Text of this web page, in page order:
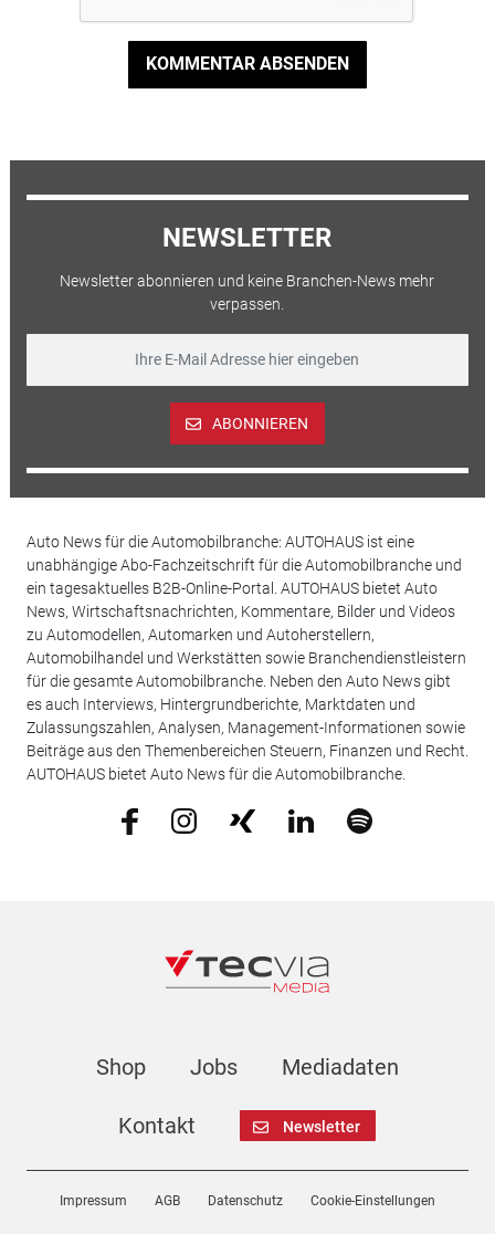
KOMMENTAR ABSENDEN
NEWSLETTER
Newsletter abonnieren und keine Branchen-News mehr
verpassen.
ABONNIEREN
Auto News für die Automobilbranche: AUTOHAUS ist eine
unabhängige Abo-Fachzeitschrift für die Automobilbranche und
ein tagesaktuelles B2B-Online-Portal. AUTOHAUS bietet Auto
News, Wirtschaftsnachrichten, Kommentare, Bilder und Videos
zu Automodellen, Automarken und Autoherstellern,
Automobilhandel und Werkstätten sowie Branchendienstleistern
für die gesamte Automobilbranche. Neben den Auto News gibt
es auch Interviews, Hintergrundberichte, Marktdaten und
Zulassungszahlen, Analysen, Management-Informationen sowie
Beiträge aus den Themenbereichen Steuern, Finanzen und Recht.
AUTOHAUS bietet Auto News für die Automobilbranche.
Shop Jobs Mediadaten
Kontakt Newsletter
Impressum AGB Datenschutz Cookie-Einstellungen